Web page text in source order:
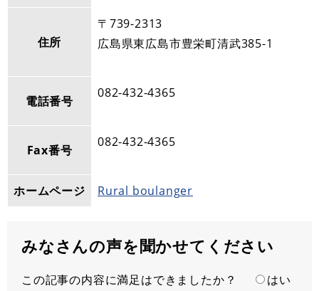
住所
〒739-2313
広島県東広島市豊栄町清武385-1
電話番号
082-432-4365
Fax番号
082-432-4365
ホームページ Rural boulanger
みなさんの声を聞かせてください
満
この記事の内容に満足はできましたか？
はい